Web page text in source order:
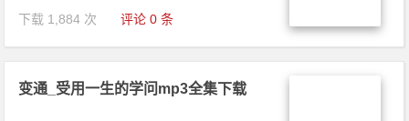
下载 1,884 次 评论 0 条
变通_受用一生的学问mp3全集下载